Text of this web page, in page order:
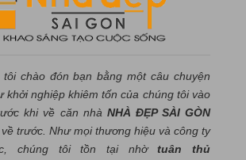
chào đón bạn bằng một câu chuyện
khởi nghiệp khiêm tốn của chúng tôi vào
khi về căn nhà NHÀ ĐẸP SÀI GÒN
trước. Như mọi thương hiệu và công ty
chúng tôi tồn tại nhờtuân thủ